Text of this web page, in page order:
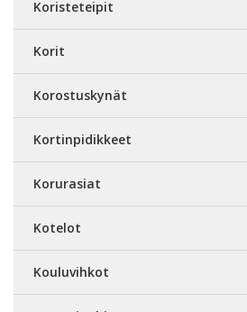
Koristeteipit
Korit
Korostuskynät
Kortinpidikkeet
Korurasiat
Kotelot
Kouluvihkot